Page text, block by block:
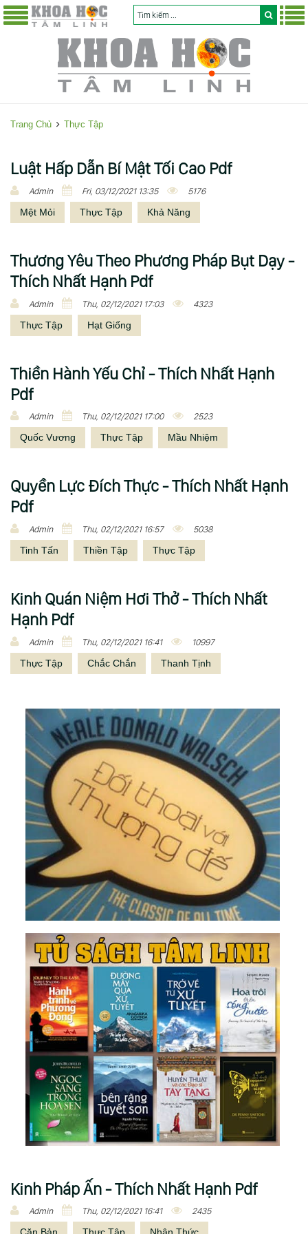
Trang Chủ Thực Tập
T
ự
ậ
p
Luật Hấp Dẫn Bí Mật Tối Cao Pdf
Admin Fri, 03/12/2021 13:35 5176
Mệt Mỏi Thực Tập Khả Năng
Thương Yêu Theo Phương Pháp Bụt Dạy -
Thích Nhất Hạnh Pdf
Admin Thu, 02/12/2021 17:03 4323
Thực Tập Hạt Giống
Thiền Hành Yếu Chỉ - Thích Nhất Hạnh
Pdf
Admin Thu, 02/12/2021 17:00 2523
Quốc Vương Thực Tập Mầu Nhiệm
Quyền Lực Đích Thực - Thích Nhất Hạnh
Pdf
Admin Thu, 02/12/2021 16:57 5038
Tinh Tấn Thiền Tập Thực Tập
Kinh Quán Niệm Hơi Thở - Thích Nhất
Hạnh Pdf
Admin Thu, 02/12/2021 16:41 10997
Thực Tập Chắc Chắn Thanh Tịnh
Kinh Pháp Ấn - Thích Nhất Hạnh Pdf
Admin Thu, 02/12/2021 16:41 2435